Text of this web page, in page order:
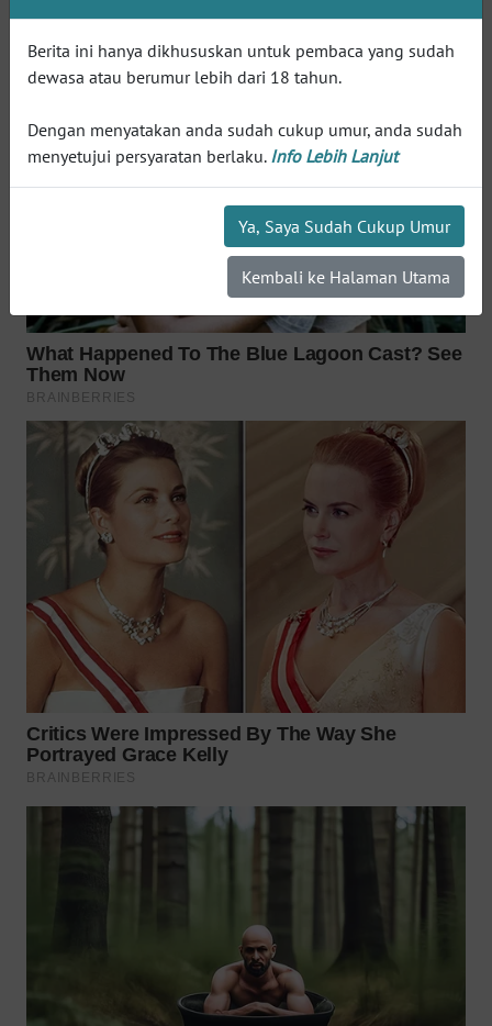
Berita ini hanya dikhususkan untuk pembaca yang sudah
dewasa atau berumur lebih dari 18 tahun.
Dengan menyatakan anda sudah cukup umur, anda sudah
menyetujui persyaratan berlaku. Info Lebih Lanjut
Ya, Saya Sudah Cukup Umur
Kembali ke Halaman Utama
WN
INDRAMAYU
KUNINGAN
WN
SUKABUMI
WN
PURWAKARTA
WN
PRIANGAN
TIMUR
SEMARANG
WN
SOLO
WN